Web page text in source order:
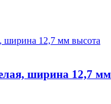
ширина 12,7 мм